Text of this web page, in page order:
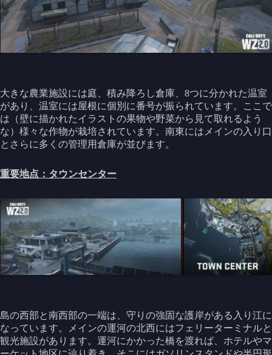
大きな農業施設には庭、積み降ろし倉庫、8つに分かれた温室
があり、温室には屋根に個別に番号が振られています。ここで
は（壁に描かれたイラストの果物や野菜から見て取れるよう
な）様々な作物が栽培されています。南東にはメインの入り口
とさらに多くの管理用倉庫が並びます。
重要地点：タウンセンター
島の西部と南西部の一端は、守りの強固な護岸がある入り江に
なっています。メインの運河の北西にはフェリーターミナルと
観光施設があります。運河にかかった橋を渡れば、ホテルやマ